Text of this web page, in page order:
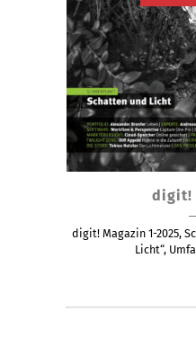
weist
digit!
digit! Magazin 1-2025,
Licht“,